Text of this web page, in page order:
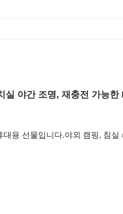
야간 조명, 재충전 가능한
대용 선물입니다.야외 캠핑, 침실